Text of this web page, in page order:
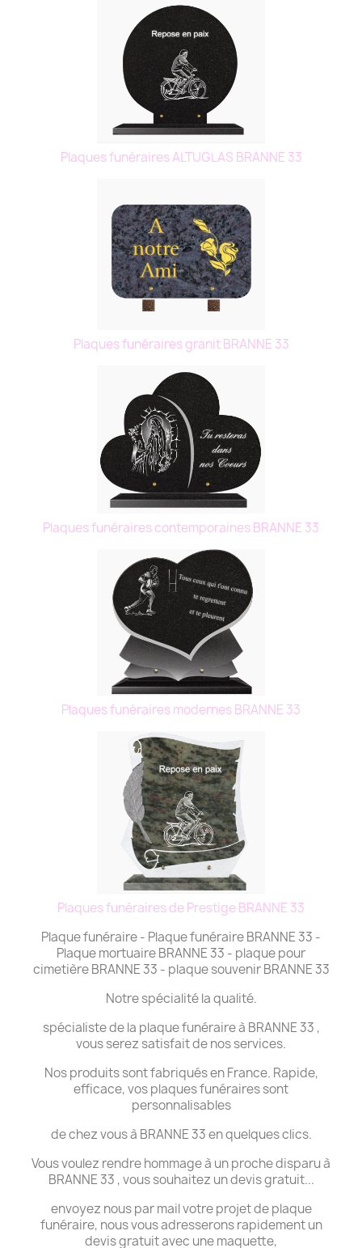
Plaques funéraires ALTUGLAS BRANNE 33
Plaques funéraires granit BRANNE 33
Plaques funéraires contemporaines BRANNE 33
Plaques funéraires modernes BRANNE 33
Plaques funéraires de Prestige BRANNE 33
Plaque funéraire - Plaque funéraire BRANNE 33 -
Plaque mortuaire BRANNE 33 - plaque pour
cimetière BRANNE 33 - plaque souvenir BRANNE 33
Notre spécialité la qualité.
spécialiste de la plaque funéraire à BRANNE 33 ,
vous serez satisfait de nos services.
Nos produits sont fabriqués en France. Rapide,
efficace, vos plaques funéraires sont
personnalisables
de chez vous à BRANNE 33 en quelques clics.
Vous voulez rendre hommage à un proche disparu à
BRANNE 33 , vous souhaitez un devis gratuit...
envoyez nous par mail votre projet de plaque
funéraire, nous vous adresserons rapidement un
devis gratuit avec une maquette,